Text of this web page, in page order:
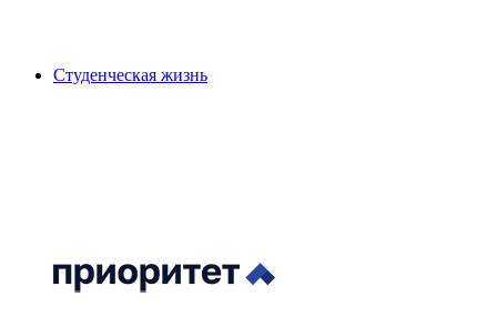
Студенческая жизнь